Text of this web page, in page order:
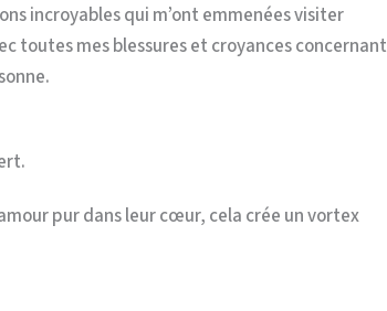
incroyables qui m’ont emmenées visiter
toutes mes blessures et croyances concernant
pur dans leur cœur, cela crée un vortex